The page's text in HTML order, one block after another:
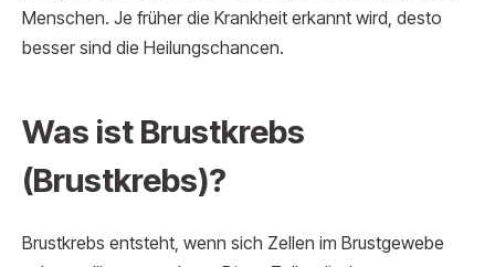
Menschen. Je früher die Krankheit erkannt wird, desto
besser sind die Heilungschancen.
Was ist Brustkrebs
(Brustkrebs)?
Brustkrebs entsteht, wenn sich Zellen im Brustgewebe